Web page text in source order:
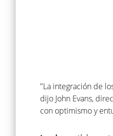
"La integración de
dijo John Evans,
con optimismo y